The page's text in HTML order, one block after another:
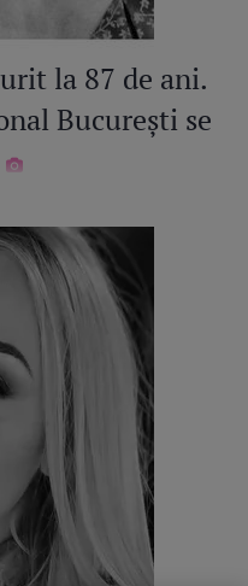
la 87 de ani.
București se